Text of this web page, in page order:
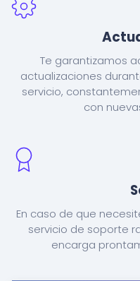
Te garantizamos
actualizaciones
servicio,
con
En caso de que
servicio de soporte
encarga